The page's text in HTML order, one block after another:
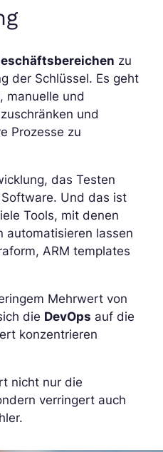
zu
der Schlüssel. Es geht
manuelle und
und
Prozesse zu
das Testen
Und das ist
Tools, mit denen
automatisieren lassen
ARM templates
Mehrwert von
die DevOps auf die
konzentrieren
nicht nur die
verringert auch